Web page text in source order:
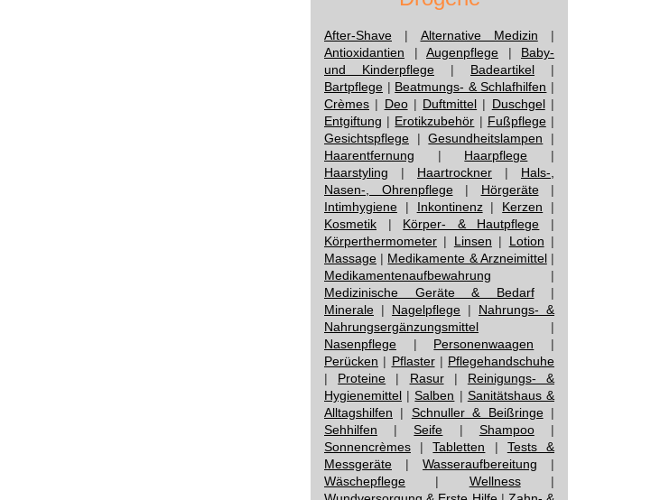
After-Shave | Alternative Medizin |
Antioxidantien | Augenpflege | Baby-
und Kinderpflege | Badeartikel |
Bartpflege | Beatmungs- & Schlafhilfen |
Crèmes | Deo| Duftmittel | Duschgel|
Entgiftung | Erotikzubehör | Fußpflege|
Gesichtspflege |Gesundheitslampen |
Haarentfernung | Haarpflege |
Haarstyling | Haartrockner | Hals-,
Nasen-, Ohrenpflege| Hörgeräte|
Intimhygiene | Inkontinenz| Kerzen |
Kosmetik | Körper- & Hautpflege |
Körperthermometer | Linsen | Lotion |
Massage | Medikamente & Arzneimittel|
Medikamentenaufbewahrung |
Medizinische Geräte & Bedarf|
Minerale | Nagelpflege | Nahrungs- &
Nahrungsergänzungsmittel |
Nasenpflege | Personenwaagen |
Perücken | Pflaster| Pflegehandschuhe
| Proteine | Rasur| Reinigungs- &
Hygienemittel |Salben | Sanitätshaus &
Alltagshilfen | Schnuller & Beißringe|
Sehhilfen |Seife | Shampoo|
Sonnencrèmes |Tabletten | Tests &
Messgeräte | Wasseraufbereitung |
Wäschepflege | Wellness|